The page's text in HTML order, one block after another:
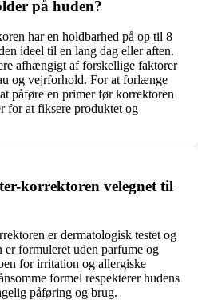
på huden?
har en holdbarhed på op til 8
ideel til en lang dag eller aften.
afhængigt af forskellige faktorer
og vejrforhold. For at forlænge
påføre en primer før korrektoren
for at fiksere produktet og
korrektoren velegnet til
er dermatologisk testet og
formuleret uden parfume og
for irritation og allergiske
formel respekterer hudens
påføring og brug.